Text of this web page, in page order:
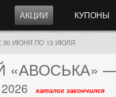
АКЦИИ КУПОНЫ
30 ИЮНЯ ПО 13 ИЮЛЯ
«АВОСЬКА»
каталог закончился